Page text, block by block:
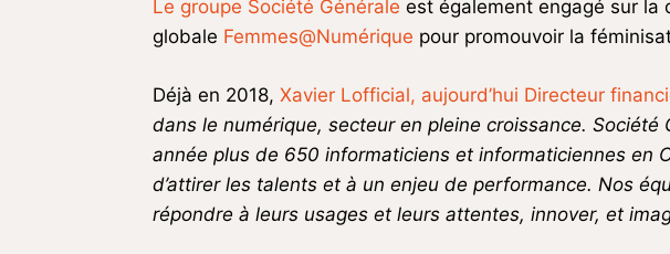
Le groupe Société Générale est également engagé sur la
globale Femmes@Numérique pour promouvoir la
Déjà en 2018, Xavier Lofficial, aujourd’hui Directeur
dans le numérique, secteur en pleine croissance. Société
année plus de 650 informaticiens et informaticiennes en
d’attirer les talents et à un enjeu de performance. Nos
répondre à leurs usages et leurs attentes, innover, et